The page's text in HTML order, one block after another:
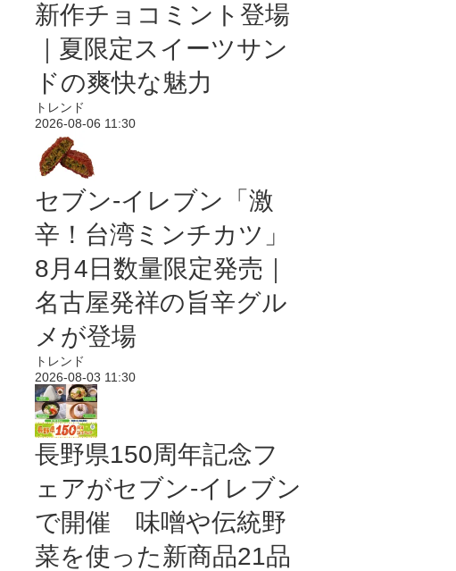
新作チョコミント登場
｜夏限定スイーツサン
ドの爽快な魅力
トレンド
2026-08-06 11:30
セブン-イレブン「激
辛！台湾ミンチカツ」
8月4日数量限定発売｜
名古屋発祥の旨辛グル
メが登場
トレンド
2026-08-03 11:30
長野県150周年記念フ
ェアがセブン-イレブン
で開催 味噌や伝統野
菜を使った新商品21品